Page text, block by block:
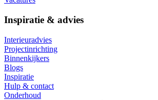
Inspiratie & advies
Interieuradvies
Projectinrichting
Binnenkijkers
Blogs
Inspiratie
Hulp & contact
Onderhoud